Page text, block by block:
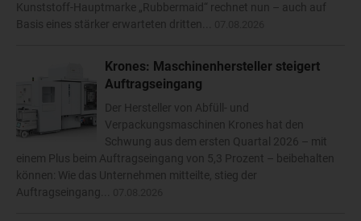
Kunststoff-Hauptmarke „Rubbermaid“ rechnet nun – auch auf
Basis eines stärker erwarteten dritten...
Krones: Maschinenhersteller steigert
Auftragseingang
Der Hersteller von Abfüll- und
Verpackungsmaschinen Krones hat den
Schwung aus dem ersten Quartal 2026 – mit
einem Plus beim Auftragseingang von 5,3 Prozent – beibehalten
können: Wie das Unternehmen mitteilte, stieg der
Auftragseingang...